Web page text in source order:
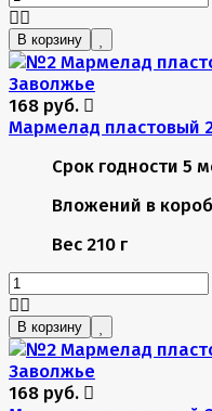
В корзину
168 руб.
Мармелад пластовый
Срок годности 5
Вложений в
Вес 210 г
В корзину
168 руб.